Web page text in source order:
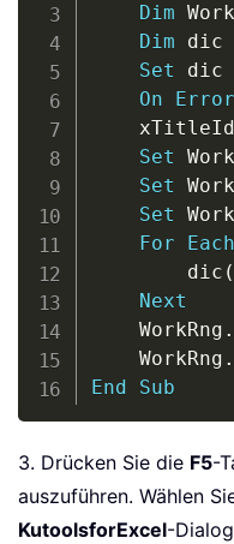
Dim
Dim dic
Set dic
On
Error
Set
Set
Set
For
Each
		dic
(
Next
	WorkRng
.
	WorkRng
.
End
Sub
3. Drücken Sie die F5-
auszuführen. Wählen
KutoolsforExcel-